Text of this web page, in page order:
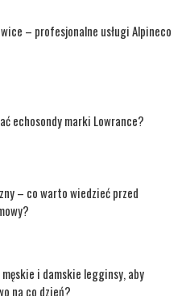
– profesjonalne usługi Alpineco
echosondy marki Lowrance?
– co warto wiedzieć przed
i damskie legginsy, aby
na co dzień?